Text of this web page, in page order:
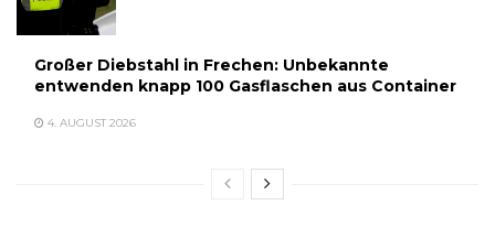
Großer Diebstahl in Frechen: Unbekannte
entwenden knapp 100 Gasflaschen aus Container
4. AUGUST 2026